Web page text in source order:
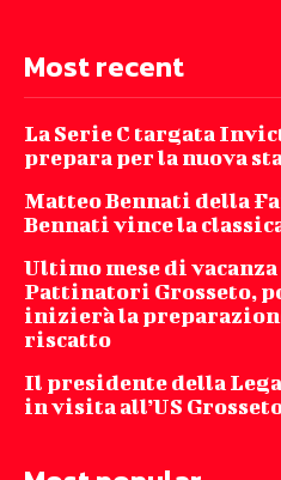
Most recent
La Serie C targata
prepara per la nuova
Matteo Bennati della
Bennati vince la
Ultimo mese di
Pattinatori Grosseto,
inizierà la
riscatto
Il presidente della
in visita all’US Grosseto